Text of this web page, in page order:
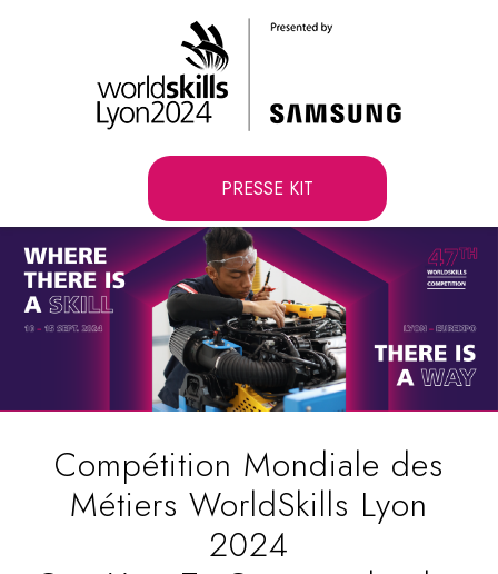
PRESSE KIT
Compétition Mondiale des
Métiers WorldSkills Lyon
2024